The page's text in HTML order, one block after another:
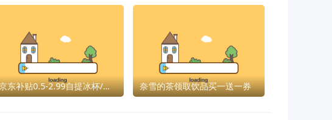
京东补贴0.5-2.99自提冰杯/蜜雪等 奈雪的茶领取饮品买一送一券